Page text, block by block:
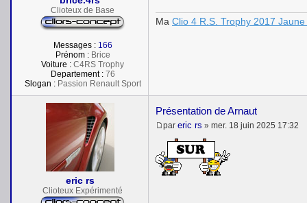
Clioteux de Base
Messages : 166
Prénom :Brice
Voiture : C4RS Trophy
Departement :76
Slogan :Passion Renault Sport
e
Ma Clio 4 R.S. Trophy 2017 Jaune
eric rs
Clioteux Expérimenté
Présentation de Arnaut
M
e
s
s
a
par eric rs » mer. 18 juin 2025 17:32